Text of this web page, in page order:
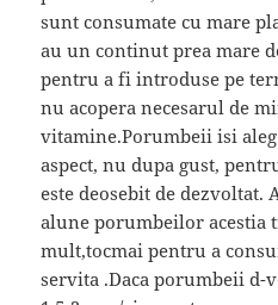
sunt consumate cu mare
au un continut prea mare
pentru a fi introduse pe
nu acopera necesarul de
vitamine.Porumbeii isi
aspect, nu dupa gust,
este deosebit de
alune porumbeilor acestia
mult,tocmai pentru a
servita .Daca porumbeii d-